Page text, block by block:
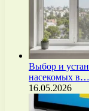
Выбор и
насекомых в…
16.05.2026